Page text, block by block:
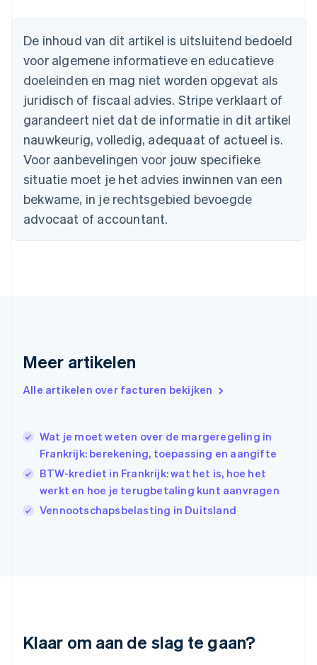
De inhoud van dit artikel is uitsluitend bedoeld
voor algemene informatieve en educatieve
doeleinden en mag niet worden opgevat als
juridisch of fiscaal advies. Stripe verklaart of
garandeert niet dat de informatie in dit artikel
nauwkeurig, volledig, adequaat of actueel is.
Voor aanbevelingen voor jouw specifieke
situatie moet je het advies inwinnen van een
bekwame, in je rechtsgebied bevoegde
advocaat of accountant.
Meer artikelen
Alle artikelen over facturen bekijken
Wat je moet weten over de margeregeling in
Frankrijk: berekening, toepassing en aangifte
BTW-krediet in Frankrijk: wat het is, hoe het
werkt en hoe je terugbetaling kunt aanvragen
Vennootschapsbelasting in Duitsland
Klaar om aan de slag te gaan?
Australië
English
België
NederlandsFrançaisDeutschEnglish
Brazilië
Bulgarije
English
Canada
EnglishFrançais
Cyprus
English
English
Duitsland
Griekenland
Hongarije
English 简体中文
Ierland
India
English
Italië
Litouwen